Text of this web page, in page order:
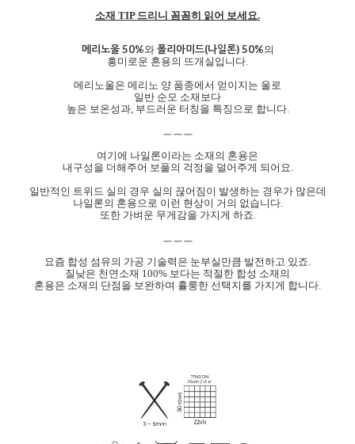
소재 TIP 드리니 꼼꼼히 읽어 보세요.
메리노울 50%와 폴리아미드(나일론) 50%의
흥미로운 혼용의 뜨개실입니다.
메리노울은 메리노 양 품종에서 얻이지는 울로
일반 순모 소재보다
높은 보온성과, 부드러운 터칭을 특징으로 합니다.
ㅡㅡㅡ
여기에 나일론이라는 소재의 혼용은
내구성을 더해주어 보풀의 걱정을 덜어주게 되어요.
일반적인 트위드 실의 경우 실의 끊어짐이 발생하는 경우가 많은데
나일론의 혼용으로 이런 현상이 거의 없습니다.
또한 가벼운 무게감을 가지게 하죠.
ㅡㅡㅡ
요즘 합성 섬유의 가공 기술력은 눈부실만큼 발전하고 있죠.
질낮은 천연소재 100% 보다는 적절한 합성 소재의
혼용은 소재의 단점을 보완하며 휼룽한 선택지를 가지게 합니다.